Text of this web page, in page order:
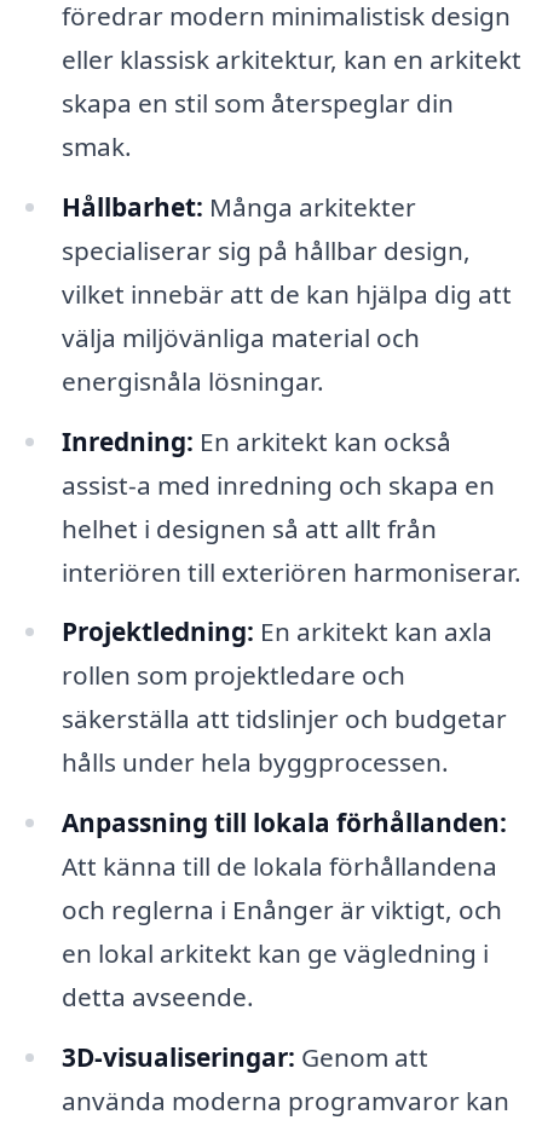
föredrar modern minimalistisk design
eller klassisk arkitektur, kan en arkitekt
skapa en stil som återspeglar din
smak.
Hållbarhet: Många arkitekter
specialiserar sig på hållbar design,
vilket innebär att de kan hjälpa dig att
välja miljövänliga material och
energisnåla lösningar.
Inredning: En arkitekt kan också
assist-a med inredning och skapa en
helhet i designen så att allt från
interiören till exteriören harmoniserar.
Projektledning: En arkitekt kan axla
rollen som projektledare och
säkerställa att tidslinjer och budgetar
hålls under hela byggprocessen.
Anpassning till lokala förhållanden:
Att känna till de lokala förhållandena
och reglerna i Enånger är viktigt, och
en lokal arkitekt kan ge vägledning i
detta avseende.
3D-visualiseringar: Genom att
använda moderna programvaror kan